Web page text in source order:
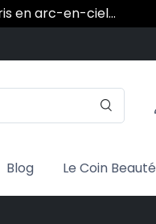
en arc-en-ciel…
Blog Le Coin Beauté